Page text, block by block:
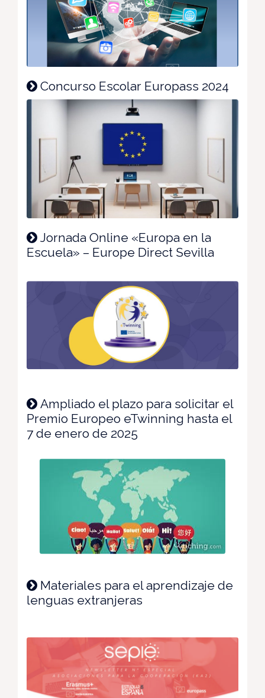
Concurso Escolar Europass 2024
Jornada Online «Europa en la
Escuela» – Europe Direct Sevilla
Ampliado el plazo para solicitar el
Premio Europeo eTwinning hasta el
7 de enero de 2025
Materiales para el aprendizaje de
lenguas extranjeras